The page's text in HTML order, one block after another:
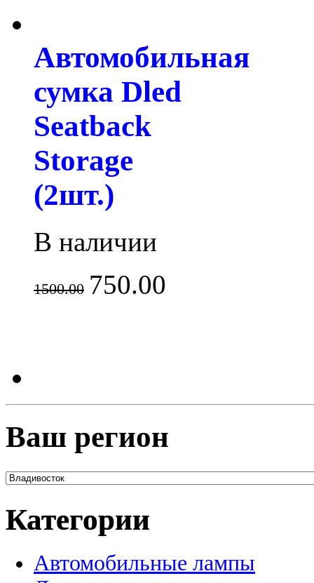
Автомобильная
сумка Dled
Seatback
Storage
(2шт.)
В наличии
1500.00 750.00
Ваш регион
Категории
Автомобильные лампы